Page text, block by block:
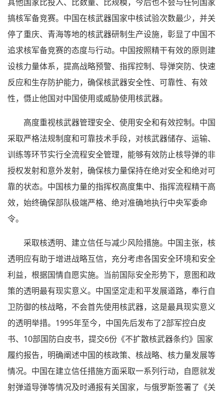
搞核军备竞赛。中国在核武器国家中核试验次数最少，并关
停了重庆、青海等地的核武器研制生产设施，彰显了中国不
追求核军备竞赛的态度与行动。中国按照精干有效的原则建
设核力量体系，提高战略预警、指挥控制、导弹突防、快速
反应和生存防护能力，确保核武器安全性、可靠性、有效
性，慑止他国对中国使用或威胁使用核武器。
高度重视核武器管理安全、使用安全和有效控制。中国
采取严格法规制度和可靠技术手段，对核武器储存、运输、
训练等环节实行全流程安全管理，能够有效防止核导弹的非
授权发射和意外发射，确保核力量保持在绝对安全和绝对可
靠的状态。中国核力量的指挥权高度集中、指挥流程精干高
效，始终确保部队极端严格、绝对准确地执行中央军委命
令。
采取核透明、建立信任与减少风险措施。中国主张，核
透明应有助于增进战略互信，充分考虑各国安全环境和安全
利益，根据国情自愿实施。当前国际安全形势下，意图和政
策的透明最有现实意义。中国坚定走和平发展道路，奉行自
卫防御的核战略，不会首先使用核武器，这是最具现实意义
的透明举措。1995年至今，中国先后发布了2部军控白皮
书、10部国防白皮书，提交6份《不扩散核武器条约》国家
履约报告，明确阐述中国的核政策、核战略、核力量发展等
情况。中国在建立信任措施方面采取一系列行动，自愿就发
射弹道导弹等情况及时通报有关国家，与俄罗斯签署了《关